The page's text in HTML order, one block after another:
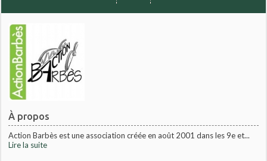
À propos
Action Barbès est une association créée en août 2001 dans les 9e et...
Lire la suite